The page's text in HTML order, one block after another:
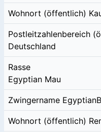
Wohnort (öffentlich)
Postleitzahlenbereich
Deutschland
Rasse
Egyptian Mau
Zwingername
Wohnort (öffentlich)